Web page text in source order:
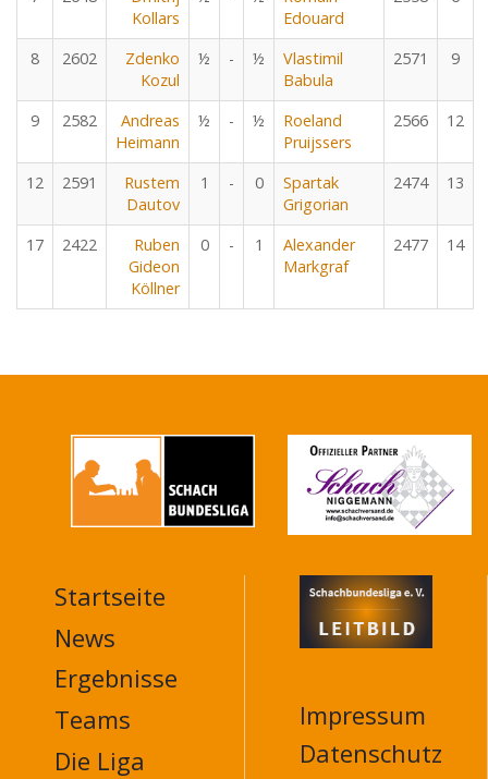
Kollars
Edouard
8 2602
Zdenko
Kozul
½ - ½
Vlastimil
Babula
2571 9
9 2582
Andreas
Heimann
½ - ½
Roeland
Pruijssers
2566 12
12 2591
Rustem
Dautov
1 - 0
Spartak
Grigorian
2474 13
17 2422
Ruben
Gideon
Köllner
0 - 1
Alexander
Markgraf
2477 14
MAIN
NAVIGATION
FOOTER
Startseite
News
Ergebnisse
Teams
Die Liga
Impressum
Datenschutz